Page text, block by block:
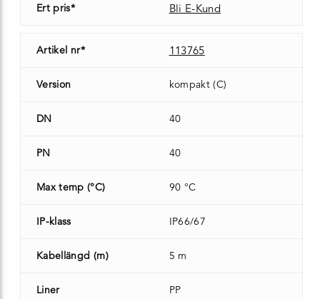
Ert pris* Bli E-Kund
Artikel nr* 113765
Version kompakt (C)
DN 40
PN 40
Max temp (°C) 90 °C
IP-klass IP66/67
Kabellängd (m) 5 m
Liner PP